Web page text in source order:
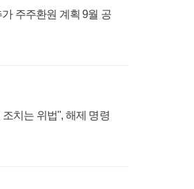
주주환원 계획 9월 공
치는 위법", 해제 명령